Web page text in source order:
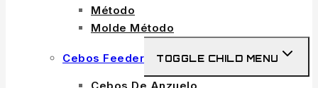
Método
Molde Método
Cebos Feeder TOGGLE CHILD MENU